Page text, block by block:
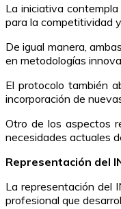
La iniciativa
para la competitividad
De igual manera,
en metodologías
El protocolo también
incorporación de
Otro de los aspectos
necesidades actuales
Representación del
La representación del
profesional que